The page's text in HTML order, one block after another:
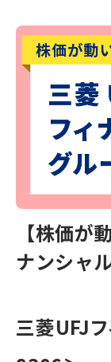
【株価が
ナンシャ
三菱UFJ